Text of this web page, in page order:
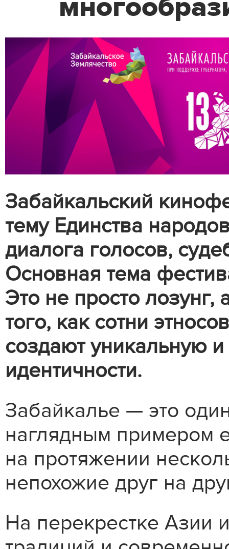
Забайкальский
тему Единства
диалога голосов,
Основная тема
Это не просто лозунг,
того, как сотни
создают уникальную
идентичности.
Забайкалье — это
наглядным примером
на протяжении
непохожие друг на
На перекрестке Азии